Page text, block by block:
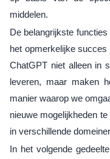
middelen.
De belangrijkste
het opmerkelijke succes
ChatGPT niet alleen in
leveren, maar maken
manier waarop we
nieuwe mogelijkheden
in verschillende
In het volgende